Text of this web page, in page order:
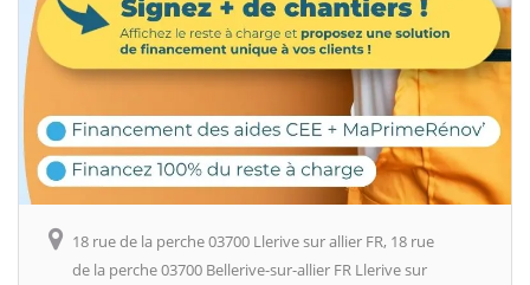
18 rue de la perche 03700 Llerive sur allier FR, 18 rue
de la perche 03700 Bellerive-sur-allier FR Llerive sur